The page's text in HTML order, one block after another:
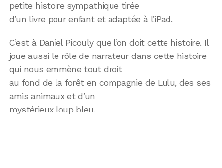
petite histoire sympathique tirée
d’un livre pour enfant et adaptée à l’iPad.
C’est à Daniel Picouly que l’on doit cette histoire. Il
joue aussi le rôle de narrateur dans cette histoire
qui nous emmène tout droit
au fond de la forêt en compagnie de Lulu, des ses
amis animaux et d’un
mystérieux loup bleu.